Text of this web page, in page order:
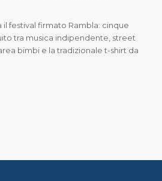
il festival firmato Rambla: cinque
tra musica indipendente, street
bimbi e la tradizionale t-shirt da